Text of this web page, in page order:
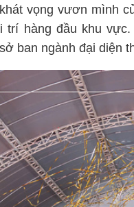
vọng vươn mình
trí hàng đầu khu
ban ngành đại diện